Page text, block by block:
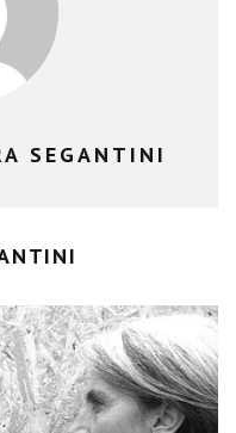
SEGANTINI